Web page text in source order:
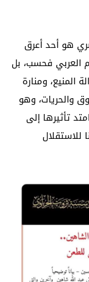
هو أحد أعرق
العربي فحسب، بل
المنيع، ومنارة
والحريات، وهو
تأثيرها إلى
للاستقلال